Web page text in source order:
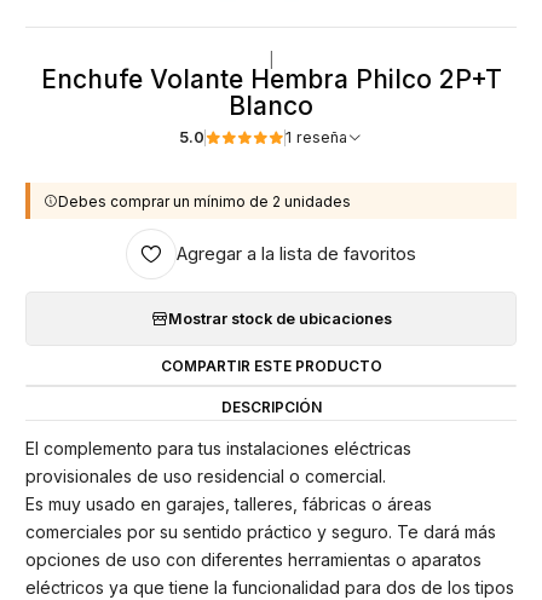
Enchufe Volante Hembra Philco 2P+T
Blanco
5.0 1 reseña
Debes comprar un mínimo de 2 unidades
Agregar a la lista de favoritos
Mostrar stock de ubicaciones
COMPARTIR ESTE PRODUCTO
DESCRIPCIÓN
El complemento para tus instalaciones eléctricas
provisionales de uso residencial o comercial.
Es muy usado en garajes, talleres, fábricas o áreas
comerciales por su sentido práctico y seguro. Te dará más
opciones de uso con diferentes herramientas o aparatos
eléctricos ya que tiene la funcionalidad para dos de los tipos